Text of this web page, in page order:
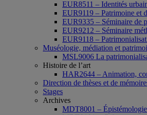
EUR8511 – Identités
EUR9119 – Patrimoine et
EUR9335 – Séminaire de
EUR9212 – Séminaire
EUR9118 –
Muséologie, médiation et
MSL9006 La
Histoire de l’art
HAR2644 – Animation,
Direction de thèses et de
Stages
Archives
MDT8001 –